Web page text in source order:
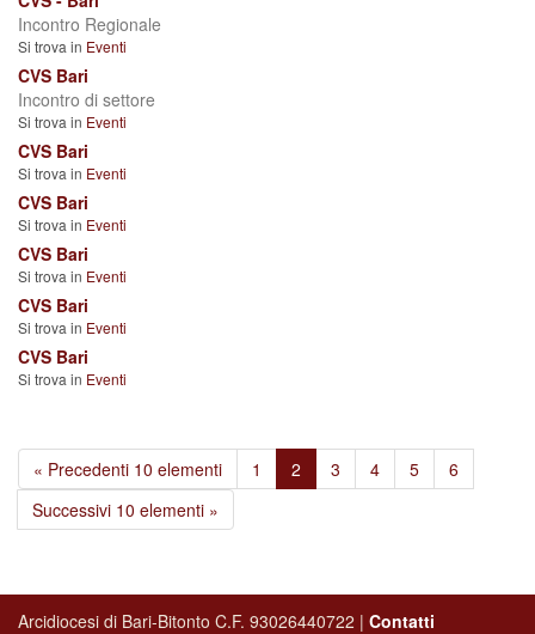
Incontro Regionale
Si trova in Eventi
CVS Bari
Incontro di settore
Si trova in Eventi
CVS Bari
Si trova in Eventi
CVS Bari
Si trova in Eventi
CVS Bari
Si trova in Eventi
CVS Bari
Si trova in Eventi
CVS Bari
Si trova in Eventi
« Precedenti 10 elementi 1 2 3 4 5
6
Successivi 10 elementi »
Arcidiocesi di Bari-Bitonto C.F. 93026440722 | Contatti